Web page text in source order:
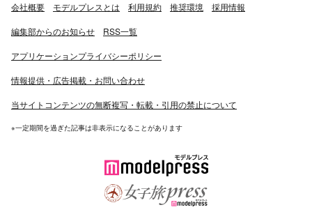
会社概要 モデルプレスとは 利用規約 推奨環境 採用情報
編集部からのお知らせ RSS一覧
アプリケーションプライバシーポリシー
情報提供・広告掲載・お問い合わせ
当サイトコンテンツの無断複写・転載・引用の禁止について
※一定期間を過ぎた記事は非表示になることがあります